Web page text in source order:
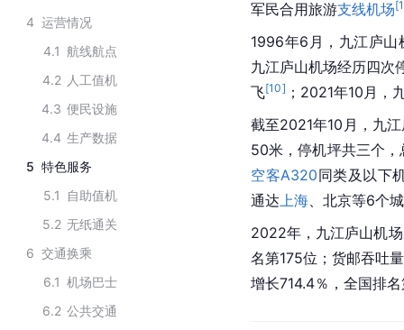
4 运营情况
4.1 航线航点
4.2 人工值机
4.3 便民设施
4.4 生产数据
5 特色服务
5.1
自助值机
5.2 无纸通关
6 交通换乘
6.1 机场巴士
6.2 公共交通
军民合用旅游支线机场[1
1996年6月，九江庐山
九江庐山机场经历四次
飞[10] ；2021年10月，
截至2021年10月，九
50米，停机坪共三个
空客A320同类及以下
通达 上海 、北京等6个
2022年，九江庐山机
名第175位；货邮吞吐
增长714.4％，全国排